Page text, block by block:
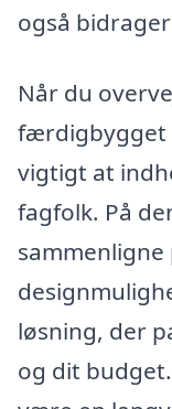
også
Når du
færdigbygget
vigtigt at
fagfolk. På
løsning, der
og dit